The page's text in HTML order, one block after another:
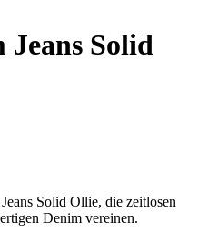
Jeans Solid
Solid Ollie, die zeitlosen
Denim vereinen.